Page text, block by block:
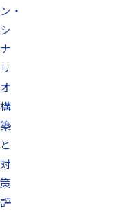
ン・
シ
ナ
リ
オ
構
築
と
対
策
評